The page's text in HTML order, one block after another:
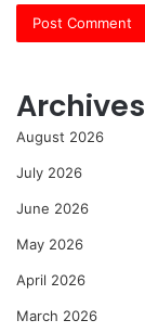
Archives
August 2026
July 2026
June 2026
May 2026
April 2026
March 2026